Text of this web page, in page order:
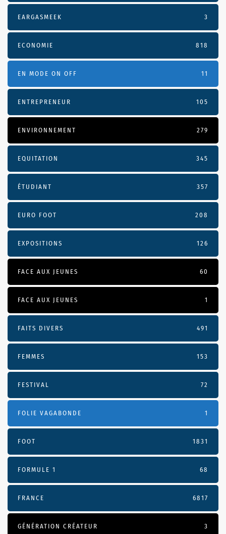
EARGASMEEK 3
ECONOMIE 818
EN MODE ON OFF 11
ENTREPRENEUR 105
ENVIRONNEMENT 279
EQUITATION 345
ÉTUDIANT 357
EURO FOOT 208
EXPOSITIONS 126
FACE AUX JEUNES 60
FACE AUX JEUNES 1
FAITS DIVERS 491
FEMMES 153
FESTIVAL 72
FOLIE VAGABONDE 1
FOOT 1831
FORMULE 1 68
FRANCE 6817
GÉNÉRATION CRÉATEUR 3